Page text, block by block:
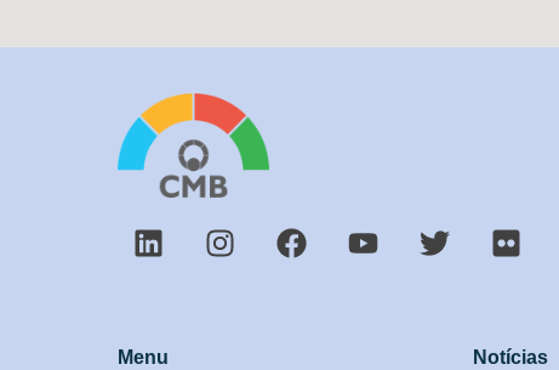
Menu
Notícias